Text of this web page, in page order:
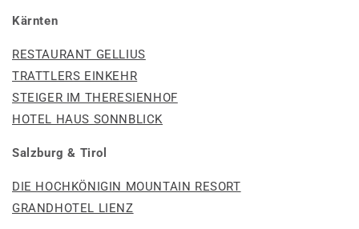
Kärnten
RESTAURANT GELLIUS
TRATTLERS EINKEHR
STEIGER IM THERESIENHOF
HOTEL HAUS SONNBLICK
Salzburg & Tirol
DIE HOCHKÖNIGIN MOUNTAIN RESORT
GRANDHOTEL LIENZ